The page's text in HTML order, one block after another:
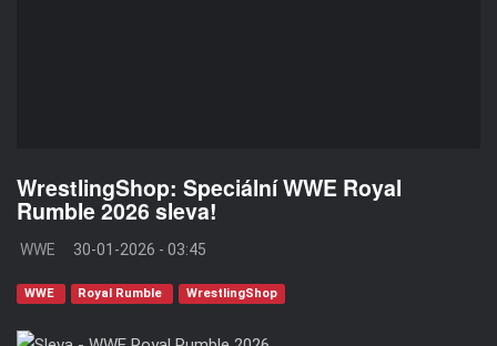
WrestlingShop: Speciální WWE Royal
Rumble 2026 sleva!
WWE 30-01-2026 - 03:45
WWE Royal Rumble WrestlingShop